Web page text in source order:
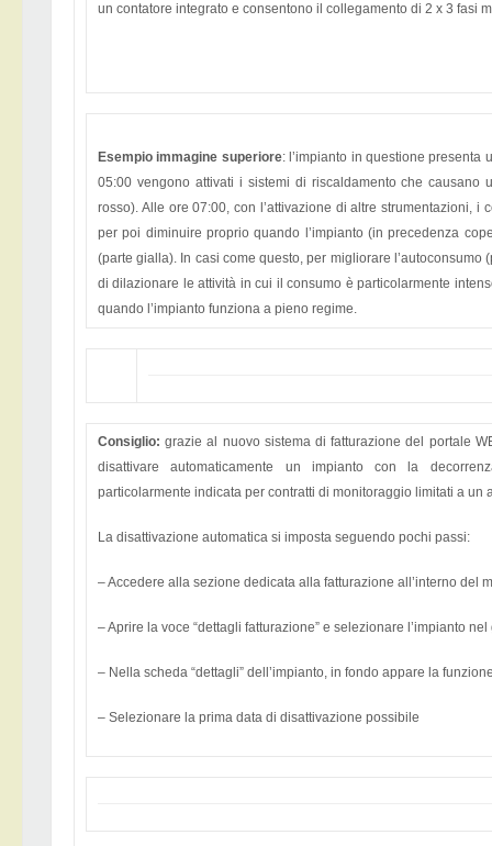
un contatore integrato e consentono il collegamento di 2 x 3 fasi
Esempio immagine superiore: l’impianto in questione presenta
05:00 vengono attivati i sistemi di riscaldamento che causano
rosso). Alle ore 07:00, con l’attivazione di altre strumentazioni, i
per poi diminuire proprio quando l’impianto (in precedenza
(parte gialla). In casi come questo, per migliorare
di dilazionare le attività in cui il consumo è particolarmente
quando l’impianto funziona a pieno regime.
Consiglio:grazie al nuovo sistema di fatturazione del portale
disattivare automaticamente un impianto con la
particolarmente indicata per contratti di monitoraggio limitati a un
La disattivazione automatica si imposta seguendo pochi passi:
– Accedere alla sezione dedicata alla fatturazione all’interno del
– Aprire la voce “dettagli fatturazione” e selezionare l’impianto
– Nella scheda “dettagli” dell’impianto, in fondo appare la
– Selezionare la prima data di disattivazione possibile